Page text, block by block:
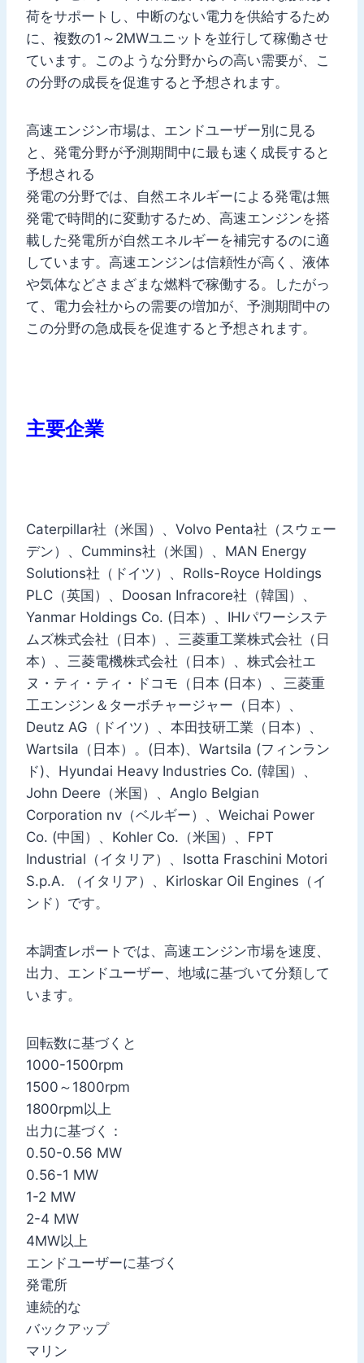
荷をサポートし、中断のない電力を供給するため
に、複数の1～2MWユニットを並行して稼働させ
ています。このような分野からの高い需要が、こ
の分野の成長を促進すると予想されます。
高速エンジン市場は、エンドユーザー別に見る
と、発電分野が予測期間中に最も速く成長すると
予想される
発電の分野では、自然エネルギーによる発電は無
発電で時間的に変動するため、高速エンジンを搭
載した発電所が自然エネルギーを補完するのに適
しています。高速エンジンは信頼性が高く、液体
や気体などさまざまな燃料で稼働する。したがっ
て、電力会社からの需要の増加が、予測期間中の
この分野の急成長を促進すると予想されます。
主要企業
Caterpillar社（米国）、Volvo Penta社（スウェー
デン）、Cummins社（米国）、MAN Energy
Solutions社（ドイツ）、Rolls-Royce Holdings
PLC（英国）、Doosan Infracore社（韓国）、
Yanmar Holdings Co. (日本）、IHIパワーシステ
ムズ株式会社（日本）、三菱重工業株式会社（日
本）、三菱電機株式会社（日本）、株式会社エ
ヌ・ティ・ティ・ドコモ（日本 (日本）、三菱重
工エンジン＆ターボチャージャー（日本）、
Deutz AG（ドイツ）、本田技研工業（日本）、
Wartsila（日本）。(日本)、Wartsila (フィンラン
ド)、Hyundai Heavy Industries Co. (韓国）、
John Deere（米国）、Anglo Belgian
Corporation nv（ベルギー）、Weichai Power
Co. (中国）、Kohler Co.（米国）、FPT
Industrial（イタリア）、Isotta Fraschini Motori
S.p.A. （イタリア）、Kirloskar Oil Engines（イ
ンド）です。
本調査レポートでは、高速エンジン市場を速度、
出力、エンドユーザー、地域に基づいて分類して
います。
回転数に基づくと
1000-1500rpm
1500～1800rpm
1800rpm以上
出力に基づく：
0.50-0.56 MW
0.56-1 MW
1-2 MW
2-4 MW
4MW以上
エンドユーザーに基づく
発電所
連続的な
バックアップ
マリン